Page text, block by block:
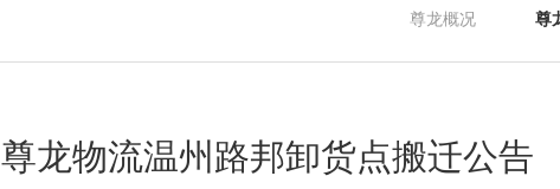
尊龙概况 尊
尊龙物流温州路邦卸货点搬迁公告